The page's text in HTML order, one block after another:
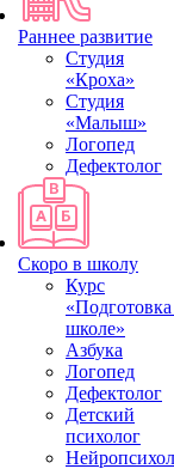
Раннее развитие
Студия
«Кроха»
Студия
«Малыш»
Логопед
Дефектолог
Скоро в школу
Курс
школе»
Азбука
Логопед
Дефектолог
Детский
психолог